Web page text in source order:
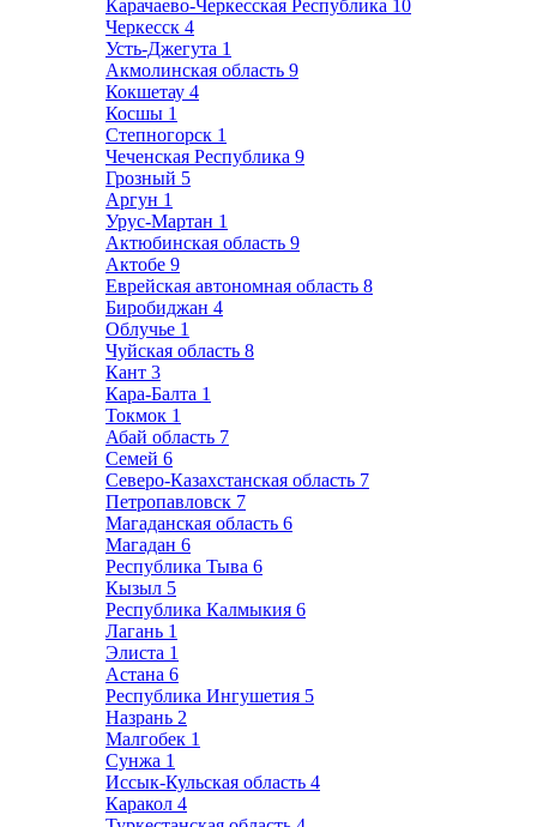
Карачаево-Черкесская Республика 10
Черкесск 4
Усть-Джегута 1
Акмолинская область 9
Кокшетау 4
Косшы 1
Степногорск 1
Чеченская Республика 9
Грозный 5
Аргун 1
Урус-Мартан 1
Актюбинская область 9
Актобе 9
Еврейская автономная область 8
Биробиджан 4
Облучье 1
Чуйская область 8
Кант 3
Кара-Балта 1
Токмок 1
Абай область 7
Семей 6
Северо-Казахстанская область 7
Петропавловск 7
Магаданская область 6
Магадан 6
Республика Тыва 6
Кызыл 5
Республика Калмыкия 6
Лагань 1
Элиста 1
Астана 6
Республика Ингушетия 5
Назрань 2
Малгобек 1
Сунжа 1
Иссык-Кульская область 4
Каракол 4